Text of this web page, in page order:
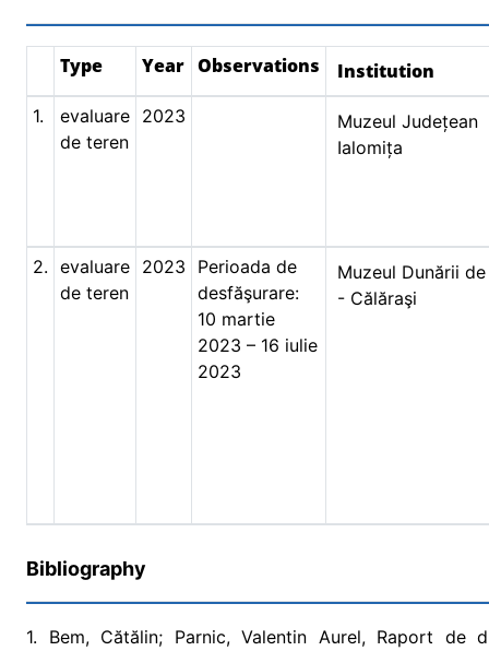
Type Year Observations Institution
1.
evaluare
de teren
2023
Muzeul Județean
Ialomița
2. evaluare
de teren
2023
Perioada de
desfăşurare:
10 martie
2023 – 16 iulie
2023
Muzeul Dunării
- Călăraşi
Bibliography
1. Bem, Cătălin; Parnic, Valentin Aurel, Raport de